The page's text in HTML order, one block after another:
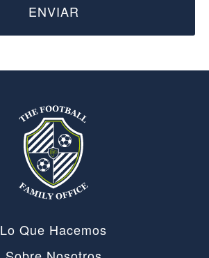
ENVIAR
Lo Que Hacemos